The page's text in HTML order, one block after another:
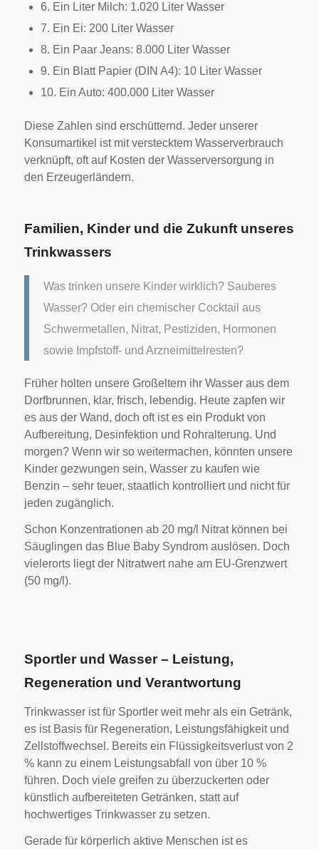
6. Ein Liter Milch: 1.020 Liter Wasser
7. Ein Ei: 200 Liter Wasser
8. Ein Paar Jeans: 8.000 Liter Wasser
9. Ein Blatt Papier (DIN A4): 10 Liter Wasser
10. Ein Auto: 400.000 Liter Wasser
Diese Zahlen sind erschütternd. Jeder unserer
Konsumartikel ist mit verstecktem Wasserverbrauch
verknüpft, oft auf Kosten der Wasserversorgung in
den Erzeugerländern.
Familien, Kinder und die Zukunft unseres
Trinkwassers
Was trinken unsere Kinder wirklich? Sauberes
Wasser? Oder ein chemischer Cocktail aus
Schwermetallen, Nitrat, Pestiziden, Hormonen
sowie Impfstoff- und Arzneimittelresten?
Früher holten unsere Großeltern ihr Wasser aus dem
Dorfbrunnen, klar, frisch, lebendig. Heute zapfen wir
es aus der Wand, doch oft ist es ein Produkt von
Aufbereitung, Desinfektion und Rohralterung. Und
morgen? Wenn wir so weitermachen, könnten unsere
Kinder gezwungen sein, Wasser zu kaufen wie
Benzin – sehr teuer, staatlich kontrolliert und nicht für
jeden zugänglich.
Schon Konzentrationen ab 20 mg/l Nitrat können bei
Säuglingen das Blue Baby Syndrom auslösen. Doch
vielerorts liegt der Nitratwert nahe am EU-Grenzwert
(50 mg/l).
Sportler und Wasser – Leistung,
Regeneration und Verantwortung
Trinkwasser ist für Sportler weit mehr als ein Getränk,
es ist Basis für Regeneration, Leistungsfähigkeit und
Zellstoffwechsel. Bereits ein Flüssigkeitsverlust von 2
% kann zu einem Leistungsabfall von über 10 %
führen. Doch viele greifen zu überzuckerten oder
künstlich aufbereiteten Getränken, statt auf
hochwertiges Trinkwasser zu setzen.
Gerade für körperlich aktive Menschen ist es